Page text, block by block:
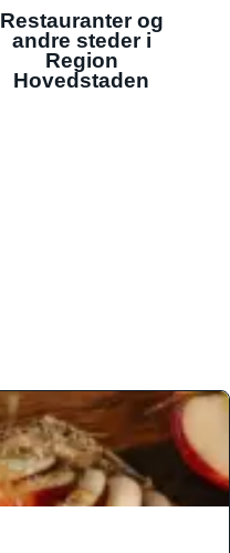
Restauranter og
andre steder i
Region
Hovedstaden